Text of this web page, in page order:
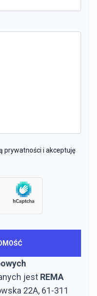
prywatności i akceptuję
jest REMA
22A, 61-311